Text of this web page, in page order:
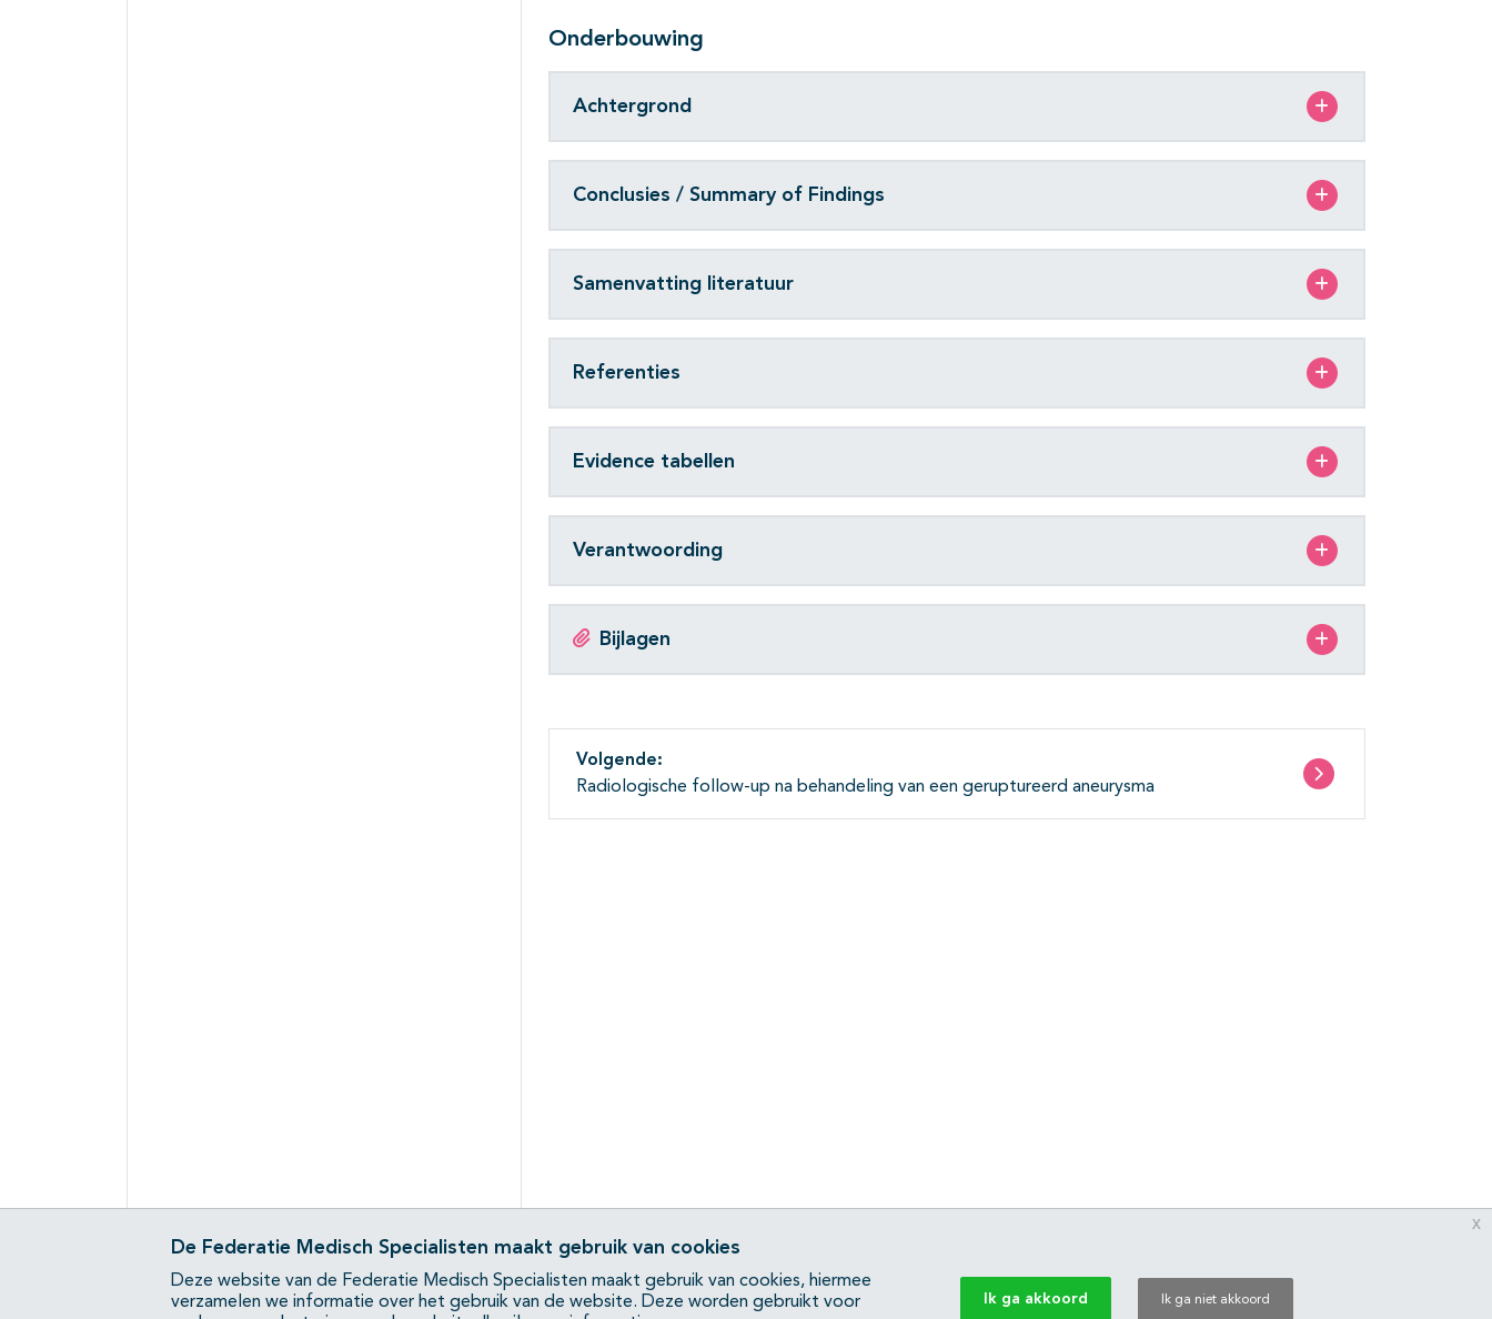
Onderbouwing
Achtergrond
Conclusies / Summary of Findings
Samenvatting literatuur
Referenties
Evidence tabellen
Verantwoording
Bijlagen
Volgende:
Radiologische follow-up na behandeling van een geruptureerd aneurysma
De Federatie Medisch Specialisten maakt gebruik van cookies
Deze website van de Federatie Medisch Specialisten maakt gebruik van cookies, hiermee
verzamelen we informatie over het gebruik van de website. Deze worden gebruikt voor
Ik ga akkoord Ik ga niet akkoord
x